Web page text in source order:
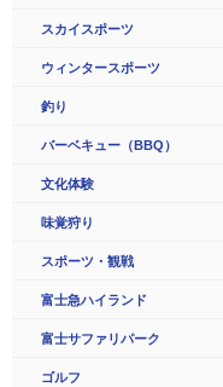
スカイスポーツ
ウィンタースポーツ
釣り
バーベキュー（BBQ）
文化体験
味覚狩り
スポーツ・観戦
富士急ハイランド
富士サファリパーク
ゴルフ